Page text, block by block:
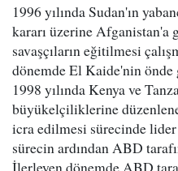
1996 yılında Sudan'ın
kararı üzerine Afganistan'a
savaşçıların eğitilmesi
dönemde El Kaide'nin
1998 yılında Kenya ve
büyükelçiliklerine
icra edilmesi sürecinde
sürecin ardından ABD
İlerleyen dönemde ABD